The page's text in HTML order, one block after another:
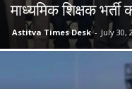
माध्यमिक शिक्षक भर्ती
Astitva Times Desk - July 30,